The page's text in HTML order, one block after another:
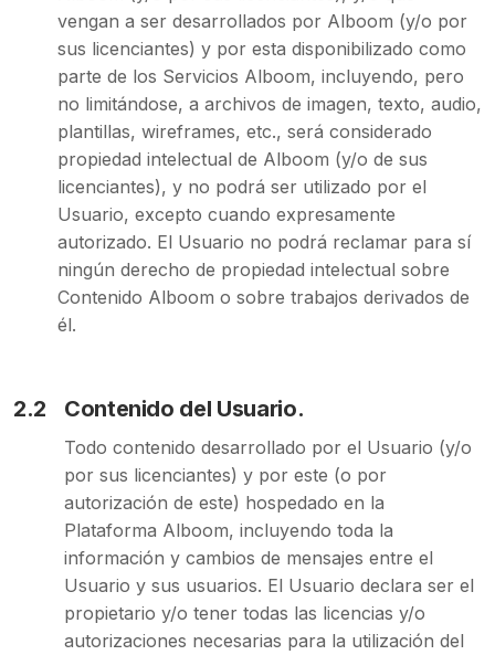
vengan a ser desarrollados por Alboom (y/o por
sus licenciantes) y por esta disponibilizado como
parte de los Servicios Alboom, incluyendo, pero
no limitándose, a archivos de imagen, texto, audio,
plantillas, wireframes, etc., será considerado
propiedad intelectual de Alboom (y/o de sus
licenciantes), y no podrá ser utilizado por el
Usuario, excepto cuando expresamente
autorizado. El Usuario no podrá reclamar para sí
ningún derecho de propiedad intelectual sobre
Contenido Alboom o sobre trabajos derivados de
él.
2.2 Contenido del Usuario.
Todo contenido desarrollado por el Usuario (y/o
por sus licenciantes) y por este (o por
autorización de este) hospedado en la
Plataforma Alboom, incluyendo toda la
información y cambios de mensajes entre el
Usuario y sus usuarios. El Usuario declara ser el
propietario y/o tener todas las licencias y/o
autorizaciones necesarias para la utilización del